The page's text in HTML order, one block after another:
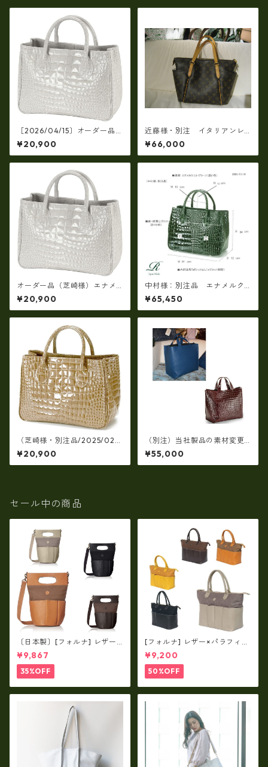
［2026/04/15〕オーダー品
（芝崎様）エナメルクロコハ
ンドタイプ・ホワイト,ブラッ
ク
¥20,900
近藤様・別注 イタリアンレ
ザー製 トートバッグ（一部
仕様変更）
¥66,000
オーダー品（芝崎様）エナメ
ルクロコハンドタイプ・ホワ
イト
¥20,900
中村様：別注品 エナメルク
ロコ手提げ、サイズ変更、仕
様変更、ｎ-02
¥65,450
（芝崎様・別注品/2025/02/1
4）【日本製】牛革エナメルク
ロコ型押し・角型手提げパー
ティバッグ(牛革製品）ir-663
¥20,900
（別注）当社製品の素材変更
+仕様追加 2025/01/25
¥55,000
セール中の商品
〔日本製〕[フォルナ] レザー×
パラフィン筒型2way シュリン
クレザー×79Aパラフィン fo
-259630
¥9,867
35%OFF
[フォルナ] レザー×パラフィン
筒型2way シュリンクレザー×
79Aパラフィン トートL fo-2
59632
¥9,200
50%OFF